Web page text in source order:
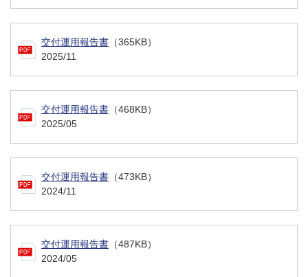
交付運用報告書 （365KB）
2025/11
交付運用報告書 （468KB）
2025/05
交付運用報告書 （473KB）
2024/11
交付運用報告書 （487KB）
2024/05